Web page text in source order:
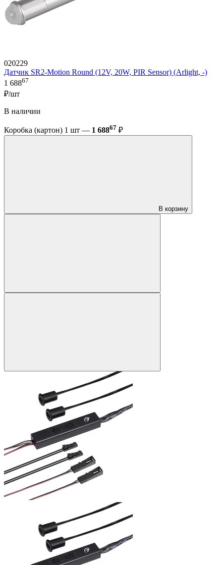
020229
Датчик SR2-Motion Round (12V, 20W, PIR Sensor) (Arlight, -)
1 68867
₽/шт
В наличии
Коробка (картон) 1 шт — 1 68867 ₽
В корзину